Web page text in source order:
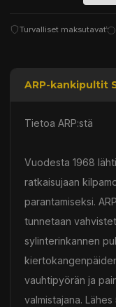
Turvalliset maksutavat
ARP-kankipultit
Tietoa ARP:stä
Vuodesta 1968
ratkaisujaan
parantamiseksi.
tunnetaan
sylinterinkannen
vauhtipyörän ja
valmistajana.